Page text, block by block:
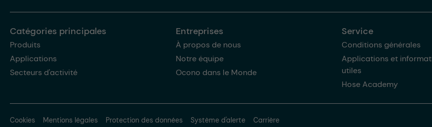
Catégories principales
Produits
Applications
Secteurs d'activité
Entreprises
À propos de nous
Notre équipe
Ocono dans le Monde
Service
Conditions générales
Applications et
utiles
Hose Academy
Cookies Mentions légales Protection des données Système d'alerte Carrière